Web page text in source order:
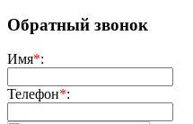
Обратный звонок
Имя*:
Телефон*: